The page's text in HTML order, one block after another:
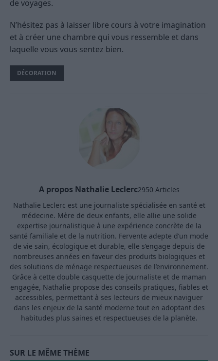
de voyages.
N’hésitez pas à laisser libre cours à votre imagination
et à créer une chambre qui vous ressemble et dans
laquelle vous vous sentez bien.
DÉCORATION
A propos Nathalie Leclerc2950 Articles
Nathalie Leclerc est une journaliste spécialisée en santé et
médecine. Mère de deux enfants, elle allie une solide
expertise journalistique à une expérience concrète de la
santé familiale et de la nutrition. Fervente adepte d’un mode
de vie sain, écologique et durable, elle s’engage depuis de
nombreuses années en faveur des produits biologiques et
des solutions de ménage respectueuses de l’environnement.
Grâce à cette double casquette de journaliste et de maman
engagée, Nathalie propose des conseils pratiques, fiables et
accessibles, permettant à ses lecteurs de mieux naviguer
dans les enjeux de la santé moderne tout en adoptant des
habitudes plus saines et respectueuses de la planète.
SUR LE MÊME THÈME